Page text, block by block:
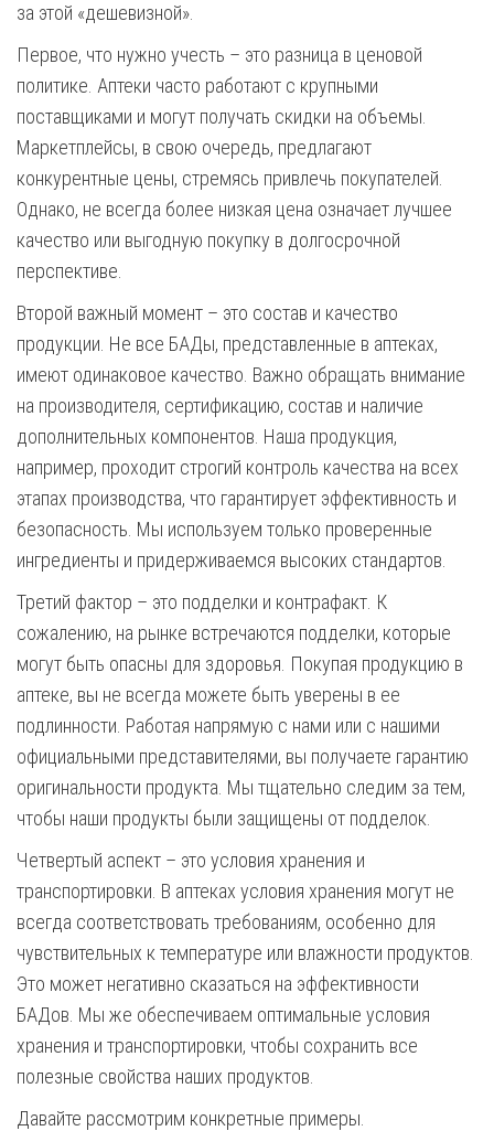
за этой «дешевизной».
Первое, что нужно учесть – это разница в ценовой
политике. Аптеки часто работают с крупными
поставщиками и могут получать скидки на объемы.
Маркетплейсы, в свою очередь, предлагают
конкурентные цены, стремясь привлечь покупателей.
Однако, не всегда более низкая цена означает лучшее
качество или выгодную покупку в долгосрочной
перспективе.
Второй важный момент – это состав и качество
продукции. Не все БАДы, представленные в аптеках,
имеют одинаковое качество. Важно обращать внимание
на производителя, сертификацию, состав и наличие
дополнительных компонентов. Наша продукция,
например, проходит строгий контроль качества на всех
этапах производства, что гарантирует эффективность и
безопасность. Мы используем только проверенные
ингредиенты и придерживаемся высоких стандартов.
Третий фактор – это подделки и контрафакт. К
сожалению, на рынке встречаются подделки, которые
могут быть опасны для здоровья. Покупая продукцию в
аптеке, вы не всегда можете быть уверены в ее
подлинности. Работая напрямую с нами или с нашими
официальными представителями, вы получаете гарантию
оригинальности продукта. Мы тщательно следим за тем,
чтобы наши продукты были защищены от подделок.
Четвертый аспект – это условия хранения и
транспортировки. В аптеках условия хранения могут не
всегда соответствовать требованиям, особенно для
чувствительных к температуре или влажности продуктов.
Это может негативно сказаться на эффективности
БАДов. Мы же обеспечиваем оптимальные условия
хранения и транспортировки, чтобы сохранить все
полезные свойства наших продуктов.
Давайте рассмотрим конкретные примеры.